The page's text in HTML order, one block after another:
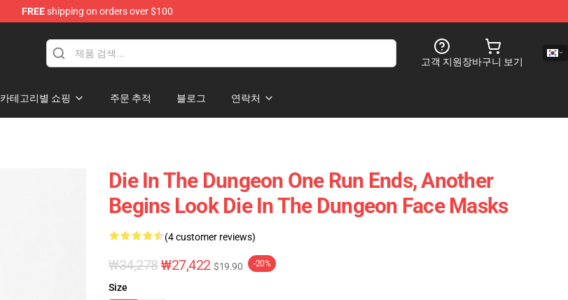
FREEshipping on orders over $100
고객 지원장바구니 보기
카테고리별 쇼핑 주문 추적 블로그 연락처
Die In The Dungeon One Run Ends, Another
Begins Look Die In The Dungeon Face Masks
(4 customer reviews)
₩34,278₩27,422 $19.90 -20%
Size